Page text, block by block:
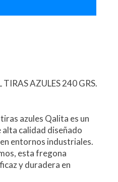
AZULES 240 GRS.
azules Qalita es un
calidad diseñado
entornos industriales.
esta fregona
y duradera en